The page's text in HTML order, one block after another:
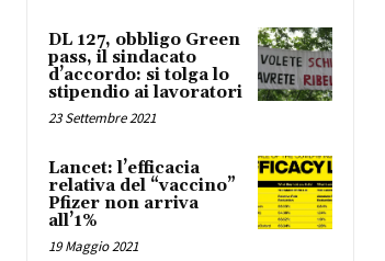
DL 127, obbligo Green
pass, il sindacato
d’accordo: si tolga lo
stipendio ai lavoratori
23 Settembre 2021
Lancet: l’efficacia
relativa del “vaccino”
Pfizer non arriva
all’1%
19 Maggio 2021